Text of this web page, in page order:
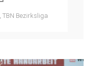
,TBN Bezirksliga